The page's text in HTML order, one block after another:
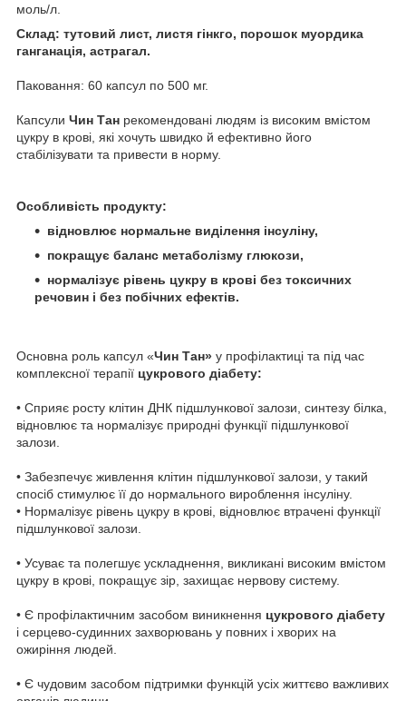
моль/л.
Склад: тутовий лист, листя гінкго, порошок муордика
ганганація, астрагал.
Паковання: 60 капсул по 500 мг.
Капсули Чин Тан рекомендовані людям із високим вмістом
цукру в крові, які хочуть швидко й ефективно його
стабілізувати та привести в норму.
Особливість продукту:
відновлює нормальне виділення інсуліну,
покращує баланс метаболізму глюкози,
нормалізує рівень цукру в крові без токсичних
речовин і без побічних ефектів.
Основна роль капсул «Чин Тан» у профілактиці та під час
комплексної терапії цукрового діабету:
• Сприяє росту клітин ДНК підшлункової залози, синтезу білка,
відновлює та нормалізує природні функції підшлункової
залози.
• Забезпечує живлення клітин підшлункової залози, у такий
спосіб стимулює її до нормального вироблення інсуліну.
• Нормалізує рівень цукру в крові, відновлює втрачені функції
підшлункової залози.
• Усуває та полегшує ускладнення, викликані високим вмістом
цукру в крові, покращує зір, захищає нервову систему.
• Є профілактичним засобом виникнення цукрового діабету
і серцево-судинних захворювань у повних і хворих на
ожиріння людей.
• Є чудовим засобом підтримки функцій усіх життєво важливих